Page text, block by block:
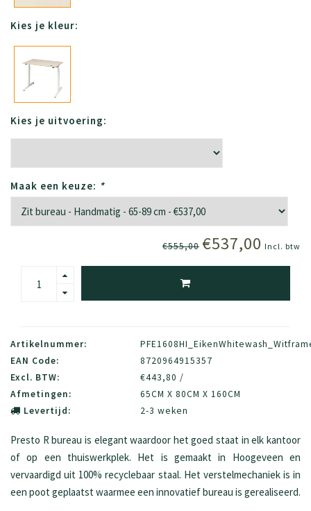
Kies je kleur:
Kies je uitvoering:
Maak een keuze: *
€555,00 €537,00 Incl. btw
Artikelnummer:
EAN Code:
8720964915357
Excl. BTW:
€443,80 /
Afmetingen:
65CM X 80CM X 160CM
Levertijd:
2-3 weken
Presto R bureau is elegant waardoor het goed staat in elk kantoor
of op een thuiswerkplek. Het is gemaakt in Hoogeveen en
vervaardigd uit 100% recyclebaar staal. Het verstelmechaniek is in
een poot geplaatst waarmee een innovatief bureau is gerealiseerd.